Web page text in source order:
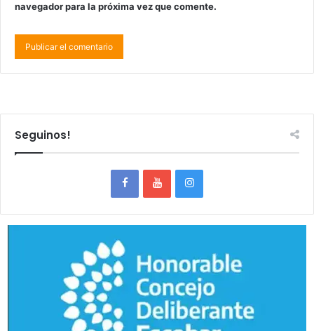
navegador para la próxima vez que comente.
Seguinos!